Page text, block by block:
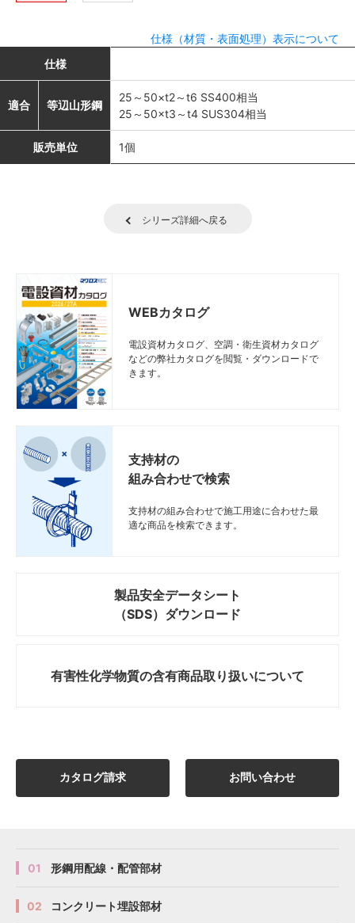
仕様（材質・表面処理）表示について
仕様
適合 等辺山形鋼
25～50×t2～t6 SS400相当
25～50×t3～t4 SUS304相当
販売単位 1個
シリーズ詳細へ戻る
WEBカタログ
電設資材カタログ、空調・衛生資材カタログ
などの弊社カタログを閲覧・ダウンロードで
きます。
支持材の
組み合わせで検索
支持材の組み合わせで施工用途に合わせた最
適な商品を検索できます。
製品安全データシート
（SDS）ダウンロード
有害性化学物質の含有商品取り扱いについて
カタログ請求 お問い合わせ
01 形鋼用配線・配管部材
02 コンクリート埋設部材